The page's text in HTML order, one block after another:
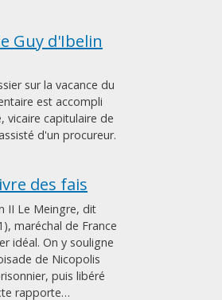
Guy d'Ibelin
sur la vacance du
est accompli
vicaire capitulaire de
d'un procureur.
des fais
II Le Meingre, dit
maréchal de France
idéal. On y souligne
de Nicopolis
puis libéré
rapporte…